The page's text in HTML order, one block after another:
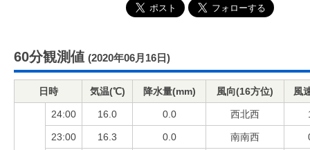
60分観測値 (2020年06月16日)
日時 気温(℃) 降水量(mm) 風向(16方位) 風
24:00 16.0 0.0 西北西
23:00 16.3 0.0 南南西